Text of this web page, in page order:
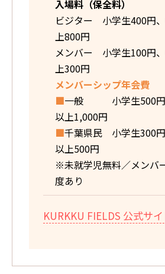
入場料（保全料）
ビジター 小学生400円
上800円
メンバー 小学生100円
上300円
メンバーシップ年会費
■一般 小学生500円
以上1,000円
■千葉県民 小学生300
以上500円
※未就学児無料／メンバ
度あり
KURKKU FIELDS 公式サ